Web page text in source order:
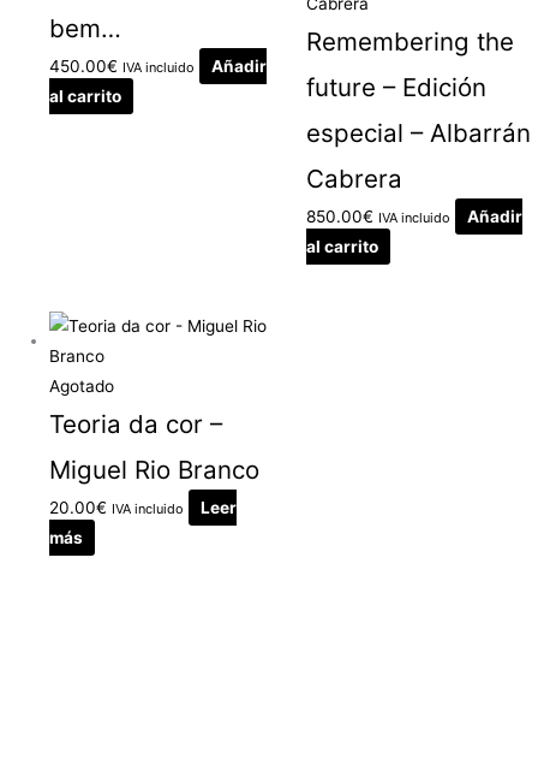
bem…
450.00€ IVA incluido
Añadir
al carrito
Remembering the
future – Edición
especial – Albarrán
Cabrera
850.00€ IVA incluido
Añadir
al carrito
Agotado
Teoria da cor –
Miguel Rio Branco
20.00€ IVA incluido
Leer
más